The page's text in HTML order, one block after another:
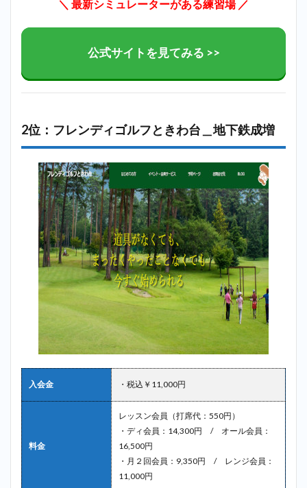
＼ 最新シミュレーターがある練習場／
公式サイトを見てみる >>
2位：フレンディゴルフときわ台＿地下鉄成増
入会金 ・税込￥11,000円
料金
レッスン会員（打席代：550円）
・ディ会員：14,300円 / オール会員：
16,500円
・月２回会員：9,350円 / レンジ会員：
11,000円